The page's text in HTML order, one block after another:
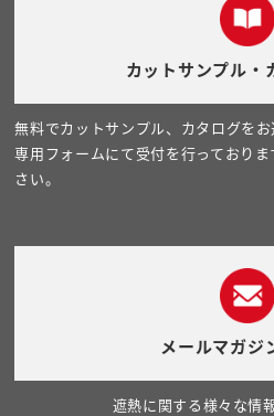
カットサンプル・
無料でカットサンプル、カタログを
専用フォームにて受付を行っており
さい。
メールマガジ
遮熱に関する様々な情